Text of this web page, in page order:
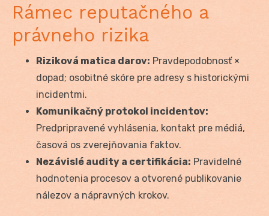
Rámec reputačného a
právneho rizika
Riziková matica darov: Pravdepodobnosť ×
dopad; osobitné skóre pre adresy s historickými
incidentmi.
Komunikačný protokol incidentov:
Predpripravené vyhlásenia, kontakt pre médiá,
časová os zverejňovania faktov.
Nezávislé audity a certifikácia: Pravidelné
hodnotenia procesov a otvorené publikovanie
nálezov a nápravných krokov.